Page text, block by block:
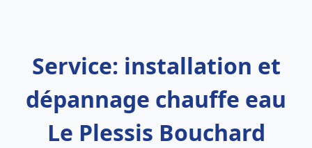
Service: installation et
dépannage chauffe eau
Le Plessis Bouchard